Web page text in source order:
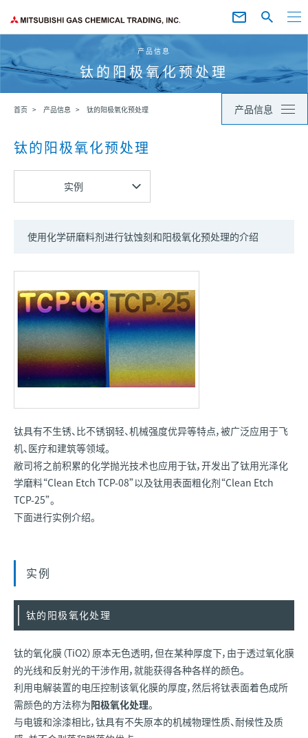
产品信息
钛的阳极氧化预处理
首页 产品信息 钛的阳极氧化预处理 产品信息
钛的阳极氧化预处理
实例
使用化学研磨料剂进行钛蚀刻和阳极氧化预处理的介绍
钛具有不生锈、比不锈钢轻、机械强度优异等特点，被广泛应用于飞
机、医疗和建筑等领域。
敝司将之前积累的化学抛光技术也应用于钛，开发出了钛用光泽化
学磨料“Clean Etch TCP-08”以及钛用表面粗化剂“Clean Etch
TCP-25”。
下面进行实例介绍。
实例
钛的阳极氧化处理
钛的氧化膜（TiO2）原本无色透明，但在某种厚度下，由于透过氧化膜
的光线和反射光的干涉作用，就能获得各种各样的颜色。
利用电解装置的电压控制该氧化膜的厚度，然后将钛表面着色成所
需颜色的方法称为阳极氧化处理。
与电镀和涂漆相比，钛具有不失原本的机械物理性质、耐候性及质